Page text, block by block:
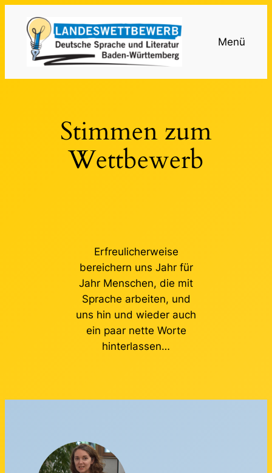
Inhalt
springen
Menü
Stimmen zum
Wettbewerb
Erfreulicherweise
bereichern uns Jahr für
Jahr Menschen, die mit
Sprache arbeiten, und
uns hin und wieder auch
ein paar nette Worte
hinterlassen…